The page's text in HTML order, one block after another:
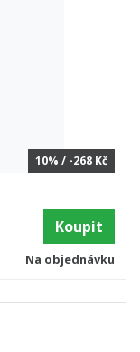
10% / -268 Kč
Koupit
Na objednávku